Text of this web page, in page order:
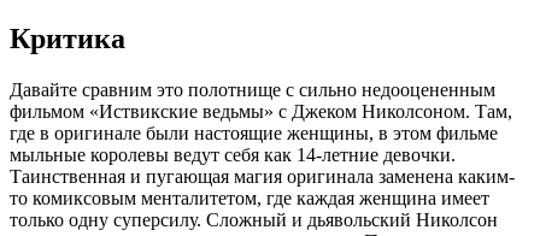
Критика
Давайте сравним это полотнище с сильно недооцененным
фильмом «Иствикские ведьмы» с Джеком Николсоном. Там,
где в оригинале были настоящие женщины, в этом фильме
мыльные королевы ведут себя как 14-летние девочки.
Таинственная и пугающая магия оригинала заменена каким-
то комиксовым менталитетом, где каждая женщина имеет
только одну суперсилу. Сложный и дьявольский Николсон